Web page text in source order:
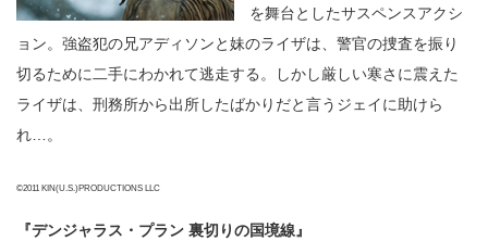
を舞台としたサスペンスアクシ
ョン。強盗犯の兄アディソンと妹のライザは、警官の捜査を振り
切るために二手にわかれて逃走する。しかし厳しい寒さに震えた
ライザは、刑務所から出所したばかりだと言うジェイに助けら
れ…。
©2011 KIN(U.S.)PRODUCTIONS LLC
『デンジャラス・プラン 裏切りの国境線』